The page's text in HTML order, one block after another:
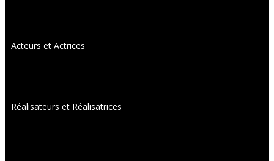
Acteurs et Actrices
Réalisateurs et Réalisatrices